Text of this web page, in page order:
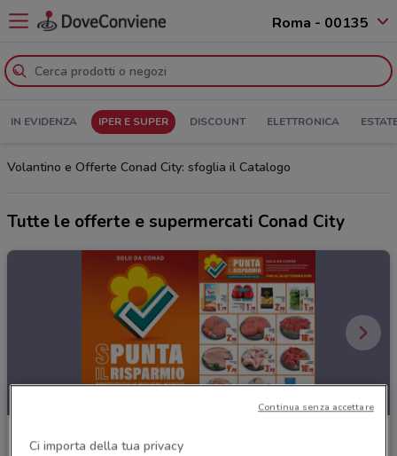
Roma - 00135
IN EVIDENZA IPER E SUPER DISCOUNT ELETTRONICA
Volantino e Offerte Conad City: sfoglia il Catalogo
Tutte le offerte e supermercati Conad City
Ci importa della tua privacy
Continua senza accettare